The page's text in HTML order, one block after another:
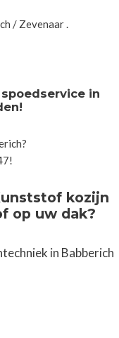
/ Zevenaar .
in
kozijn
op uw dak?
in Babberich